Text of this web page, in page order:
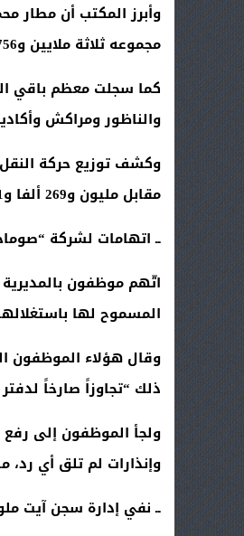
مجموعه ثلاثة ملايين و756 ألفا و740 مسافرا، أي بزيادة قدرها 12,6 في المائة مقارنة بنهاية أبريل 2025
كما سجلت معظم باقي
والناظور ومراكش
مقابل مليون و269 ألفا و641 مسافرا عبر الرحلات الوطنية
ــ اتهامات لشركة
المسموح لها
وقال هؤلاء الموظفون
ذلك “تجاوزاً صارخاً
ولجأ الموظفون إلى رفع
وإنذارات لم تلق أي رد،
ــ نفي إدارة سجن آيت ملول 2 لادعاءات بشأن